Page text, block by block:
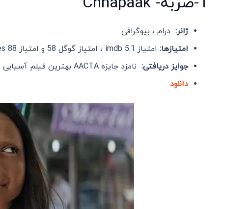
ژانر: درام ، بیوگرافی
امتیازها: امتیاز imdb 5.1 ، امتیاز گوگل 58 و امتیاز Rotten Tomatoes 88
جوایز دریافتی: نامزد جایزه AACTA بهترین فیلم آسیایی
دانلود